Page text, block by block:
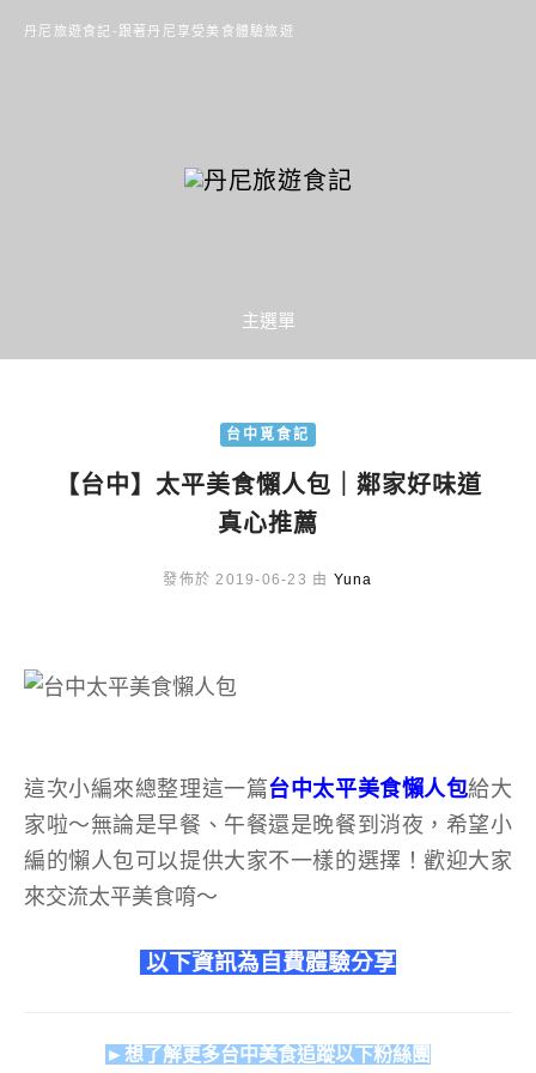
丹尼旅遊食記-跟著丹尼享受美食體驗旅遊
主選單
台中覓食記
【台中】太平美食懶人包｜鄰家好味道
真心推薦
發佈於 2019-06-23 由 Yuna
這次小編來總整理這一篇台中太平美食懶人包給大
家啦～無論是早餐、午餐還是晚餐到消夜，希望小
編的懶人包可以提供大家不一樣的選擇！歡迎大家
來交流太平美食唷～
以下資訊為自費體驗分享
►想了解更多台中美食追蹤以下粉絲團